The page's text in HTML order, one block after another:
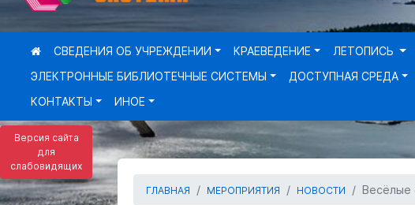
Версия сайта
для
слабовидящих
СВЕДЕНИЯ ОБ УЧРЕЖДЕНИИ КРАЕВЕДЕНИЕ ЛЕТОПИСЬ
ЭЛЕКТРОННЫЕ БИБЛИОТЕЧНЫЕ СИСТЕМЫ
ДОСТУПНАЯ СРЕДА
КОНТАКТЫ
ИНОЕ
ГЛАВНАЯ МЕРОПРИЯТИЯ НОВОСТИ Весёлые